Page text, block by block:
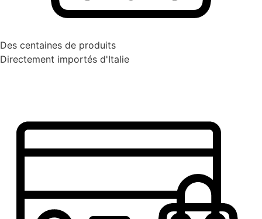
Des centaines de produits
Directement importés d'Italie